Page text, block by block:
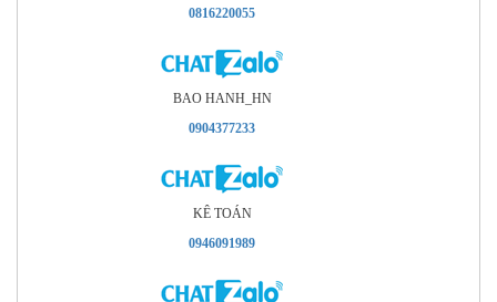
0816220055
BAO HANH_HN
0904377233
KÊ TOÁN
0946091989